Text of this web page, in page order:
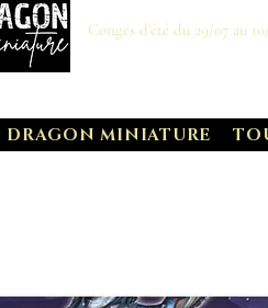
Congés d'été du 29/07 au
DRAGON MINIATURE